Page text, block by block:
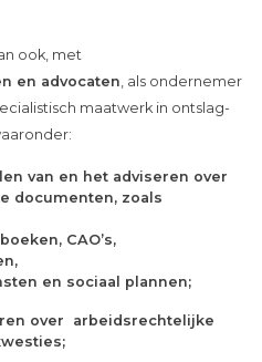
ook, met
en advocaten , als ondernemer
maatwerk in ontslag-
van en het adviseren over
documenten, zoals
CAO’s,
en sociaal plannen;
over arbeidsrechtelijke